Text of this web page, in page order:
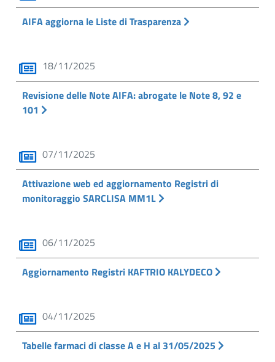
AIFA aggiorna le Liste di Trasparenza
18/11/2025
Revisione delle Note AIFA: abrogate le Note 8, 92 e
101
07/11/2025
Attivazione web ed aggiornamento Registri di
monitoraggio SARCLISA MM1L
06/11/2025
Aggiornamento Registri KAFTRIO KALYDECO
04/11/2025
Tabelle farmaci di classe A e H al 31/05/2025